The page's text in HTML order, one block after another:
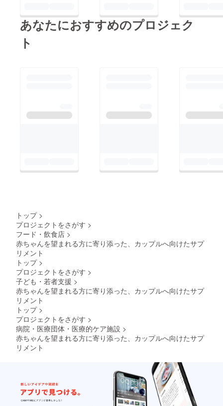
あなたにおすすめのプロジェク
ト
トップ >
プロジェクトをさがす >
フード・飲食店 >
赤ちゃんを望まれる方に寄り添った、カップルへ向けたサプ
リメント
トップ >
プロジェクトをさがす >
子ども・若者支援 >
赤ちゃんを望まれる方に寄り添った、カップルへ向けたサプ
リメント
トップ >
プロジェクトをさがす >
病院・医療団体・医療的ケア施設 >
赤ちゃんを望まれる方に寄り添った、カップルへ向けたサプ
リメント